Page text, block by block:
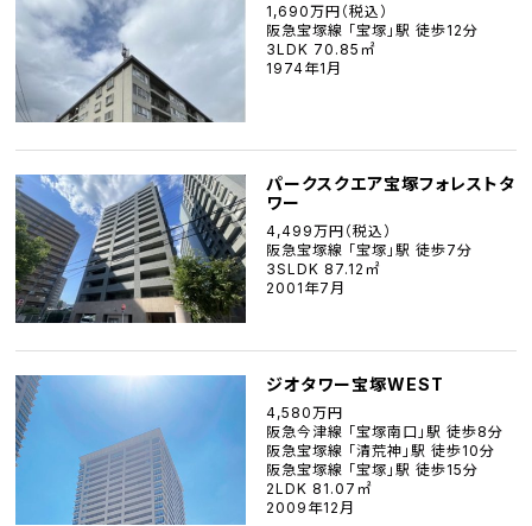
1,690万円（税込）
阪急宝塚線 「宝塚」駅 徒歩12分
3LDK 70.85㎡
1974年1月
パークスクエア宝塚フォレストタ
ワー
4,499万円（税込）
阪急宝塚線 「宝塚」駅 徒歩7分
3SLDK 87.12㎡
2001年7月
ジオタワー宝塚WEST
4,580万円
阪急今津線 「宝塚南口」駅 徒歩8分
阪急宝塚線 「清荒神」駅 徒歩10分
阪急宝塚線 「宝塚」駅 徒歩15分
2LDK 81.07㎡
2009年12月